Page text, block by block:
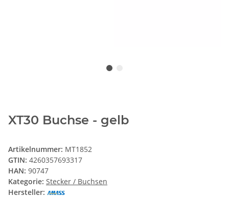
XT30 Buchse - gelb
Artikelnummer: MT1852
GTIN: 4260357693317
HAN: 90747
Kategorie: Stecker / Buchsen
Hersteller: